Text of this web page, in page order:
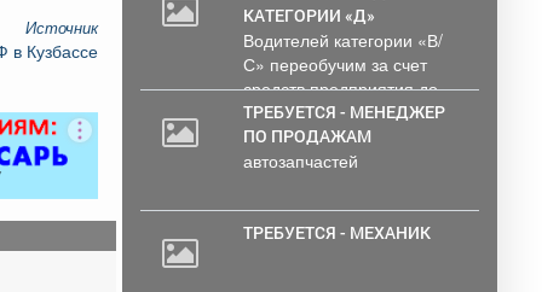
Источник
в Кузбассе
КАТЕГОРИИ «Д»
Водителей категории «В/
С» переобучим за счет
средств предприятия до...
ТРЕБУЕТСЯ - МЕНЕДЖЕР
ПО ПРОДАЖАМ
автозапчастей
ТРЕБУЕТСЯ - МЕХАНИК